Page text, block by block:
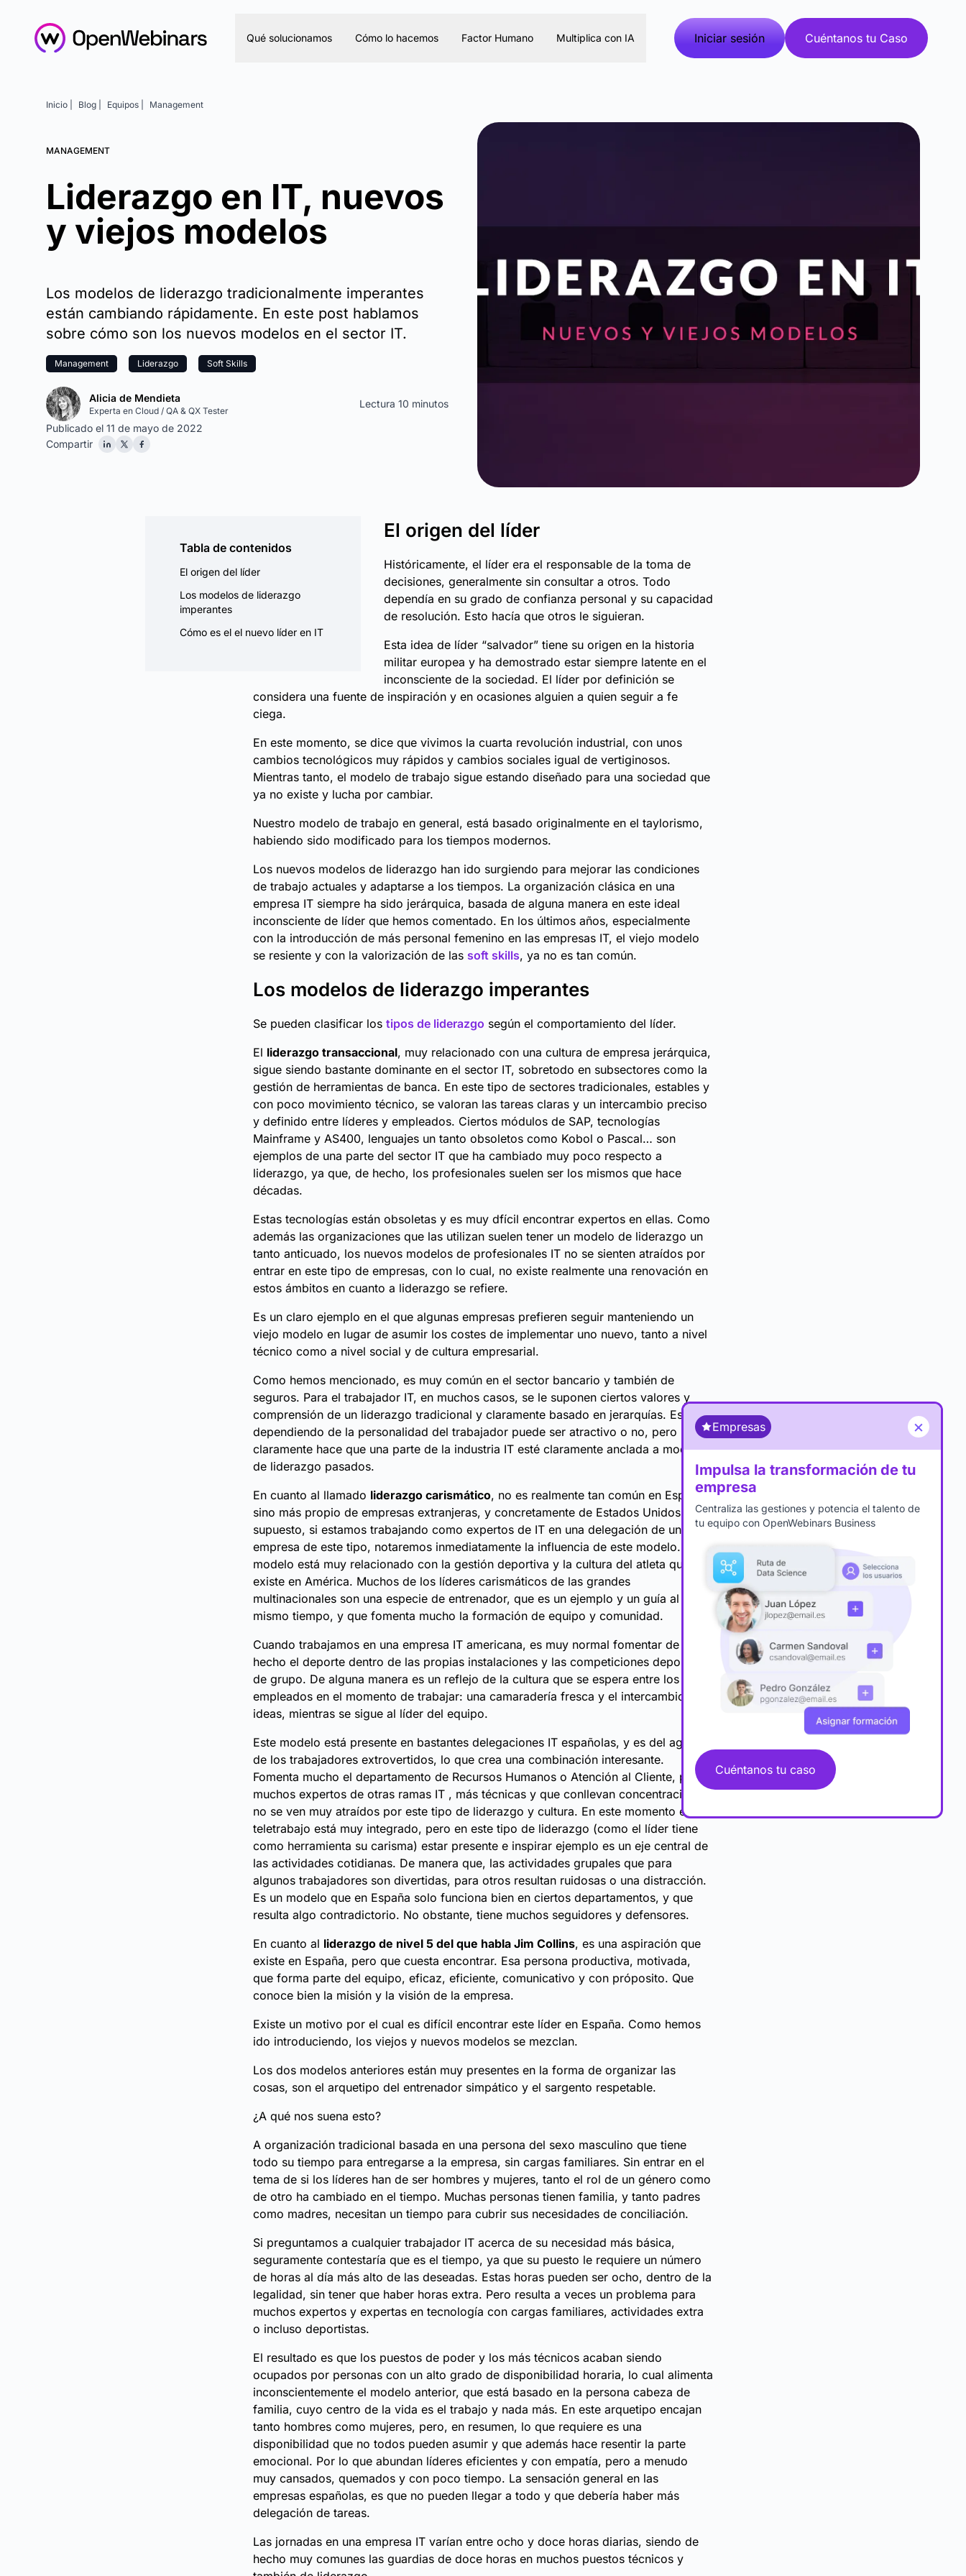
Qué solucionamos Cómo lo hacemos Factor Humano Multiplica con IA Iniciar sesión Cuéntanos tu Caso
Inicio | Blog | Equipos | Management
MANAGEMENT
Liderazgo en IT, nuevos
y viejos modelos
Los modelos de liderazgo tradicionalmente imperantes
están cambiando rápidamente. En este post hablamos
sobre cómo son los nuevos modelos en el sector IT.
Management Liderazgo Soft Skills
Alicia de Mendieta
Experta en Cloud / QA & QX Tester
Lectura 10 minutos
Publicado el 11 de mayo de 2022
Compartir
Tabla de contenidos
El origen del líder
Los modelos de liderazgo
imperantes
Cómo es el el nuevo líder en IT
El origen del líder
Históricamente, el líder era el responsable de la toma de
decisiones, generalmente sin consultar a otros. Todo
dependía en su grado de confianza personal y su capacidad
de resolución. Esto hacía que otros le siguieran.
Esta idea de líder “salvador” tiene su origen en la historia
militar europea y ha demostrado estar siempre latente en el
inconsciente de la sociedad. El líder por definición se
considera una fuente de inspiración y en ocasiones alguien a quien seguir a fe
ciega.
En este momento, se dice que vivimos la cuarta revolución industrial, con unos
cambios tecnológicos muy rápidos y cambios sociales igual de vertiginosos.
Mientras tanto, el modelo de trabajo sigue estando diseñado para una sociedad que
ya no existe y lucha por cambiar.
Nuestro modelo de trabajo en general, está basado originalmente en el taylorismo,
habiendo sido modificado para los tiempos modernos.
Los nuevos modelos de liderazgo han ido surgiendo para mejorar las condiciones
de trabajo actuales y adaptarse a los tiempos. La organización clásica en una
empresa IT siempre ha sido jerárquica, basada de alguna manera en este ideal
inconsciente de líder que hemos comentado. En los últimos años, especialmente
con la introducción de más personal femenino en las empresas IT, el viejo modelo
se resiente y con la valorización de las soft skills, ya no es tan común.
Los modelos de liderazgo imperantes
Se pueden clasificar los tipos de liderazgo según el comportamiento del líder.
El liderazgo transaccional, muy relacionado con una cultura de empresa jerárquica,
sigue siendo bastante dominante en el sector IT, sobretodo en subsectores como la
gestión de herramientas de banca. En este tipo de sectores tradicionales, estables y
con poco movimiento técnico, se valoran las tareas claras y un intercambio preciso
y definido entre líderes y empleados. Ciertos módulos de SAP, tecnologías
Mainframe y AS400, lenguajes un tanto obsoletos como Kobol o Pascal… son
ejemplos de una parte del sector IT que ha cambiado muy poco respecto a
liderazgo, ya que, de hecho, los profesionales suelen ser los mismos que hace
décadas.
Estas tecnologías están obsoletas y es muy dfícil encontrar expertos en ellas. Como
además las organizaciones que las utilizan suelen tener un modelo de liderazgo un
tanto anticuado, los nuevos modelos de profesionales IT no se sienten atraídos por
entrar en este tipo de empresas, con lo cual, no existe realmente una renovación en
estos ámbitos en cuanto a liderazgo se refiere.
Es un claro ejemplo en el que algunas empresas prefieren seguir manteniendo un
viejo modelo en lugar de asumir los costes de implementar uno nuevo, tanto a nivel
técnico como a nivel social y de cultura empresarial.
Como hemos mencionado, es muy común en el sector bancario y también de
seguros. Para el trabajador IT, en muchos casos, se le suponen ciertos valores y
comprensión de un liderazgo tradicional y claramente basado en jerarquías. Esto,
dependiendo de la personalidad del trabajador puede ser atractivo o no, pero
claramente hace que una parte de la industria IT esté claramente anclada a modelos
de liderazgo pasados.
En cuanto al llamado liderazgo carismático, no es realmente tan común en España
sino más propio de empresas extranjeras, y concretamente de Estados Unidos. Por
supuesto, si estamos trabajando como expertos de IT en una delegación de una
empresa de este tipo, notaremos inmediatamente la influencia de este modelo. Este
modelo está muy relacionado con la gestión deportiva y la cultura del atleta que
existe en América. Muchos de los líderes carismáticos de las grandes
multinacionales son una especie de entrenador, que es un ejemplo y un guía al
mismo tiempo, y que fomenta mucho la formación de equipo y comunidad.
Cuando trabajamos en una empresa IT americana, es muy normal fomentar de
hecho el deporte dentro de las propias instalaciones y las competiciones deportivas
de grupo. De alguna manera es un reflejo de la cultura que se espera entre los
empleados en el momento de trabajar: una camaradería fresca y el intercambio de
ideas, mientras se sigue al líder del equipo.
Este modelo está presente en bastantes delegaciones IT españolas, y es del agrado
de los trabajadores extrovertidos, lo que crea una combinación interesante.
Fomenta mucho el departamento de Recursos Humanos o Atención al Cliente, pero
muchos expertos de otras ramas IT , más técnicas y que conllevan concentración,
no se ven muy atraídos por este tipo de liderazgo y cultura. En este momento el
teletrabajo está muy integrado, pero en este tipo de liderazgo (como el líder tiene
como herramienta su carisma) estar presente e inspirar ejemplo es un eje central de
las actividades cotidianas. De manera que, las actividades grupales que para
algunos trabajadores son divertidas, para otros resultan ruidosas o una distracción.
Es un modelo que en España solo funciona bien en ciertos departamentos, y que
resulta algo contradictorio. No obstante, tiene muchos seguidores y defensores.
En cuanto al liderazgo de nivel 5 del que habla Jim Collins, es una aspiración que
existe en España, pero que cuesta encontrar. Esa persona productiva, motivada,
que forma parte del equipo, eficaz, eficiente, comunicativo y con próposito. Que
conoce bien la misión y la visión de la empresa.
Existe un motivo por el cual es difícil encontrar este líder en España. Como hemos
ido introduciendo, los viejos y nuevos modelos se mezclan.
Los dos modelos anteriores están muy presentes en la forma de organizar las
cosas, son el arquetipo del entrenador simpático y el sargento respetable.
¿A qué nos suena esto?
A organización tradicional basada en una persona del sexo masculino que tiene
todo su tiempo para entregarse a la empresa, sin cargas familiares. Sin entrar en el
tema de si los líderes han de ser hombres y mujeres, tanto el rol de un género como
de otro ha cambiado en el tiempo. Muchas personas tienen familia, y tanto padres
como madres, necesitan un tiempo para cubrir sus necesidades de conciliación.
Si preguntamos a cualquier trabajador IT acerca de su necesidad más básica,
seguramente contestaría que es el tiempo, ya que su puesto le requiere un número
de horas al día más alto de las deseadas. Estas horas pueden ser ocho, dentro de la
legalidad, sin tener que haber horas extra. Pero resulta a veces un problema para
muchos expertos y expertas en tecnología con cargas familiares, actividades extra
o incluso deportistas.
El resultado es que los puestos de poder y los más técnicos acaban siendo
ocupados por personas con un alto grado de disponibilidad horaria, lo cual alimenta
inconscientemente el modelo anterior, que está basado en la persona cabeza de
familia, cuyo centro de la vida es el trabajo y nada más. En este arquetipo encajan
tanto hombres como mujeres, pero, en resumen, lo que requiere es una
disponibilidad que no todos pueden asumir y que además hace resentir la parte
emocional. Por lo que abundan líderes eficientes y con empatía, pero a menudo
muy cansados, quemados y con poco tiempo. La sensación general en las
empresas españolas, es que no pueden llegar a todo y que debería haber más
delegación de tareas.
Las jornadas en una empresa IT varían entre ocho y doce horas diarias, siendo de
hecho muy comunes las guardias de doce horas en muchos puestos técnicos y
Empresas ×
Impulsa la transformación de tu
empresa
Centraliza las gestiones y potencia el talento de
tu equipo con OpenWebinars Business
Cuéntanos tu caso